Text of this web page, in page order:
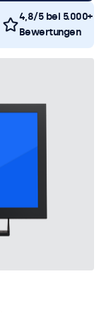
4,8/5 bei 5.000+
Bewertungen